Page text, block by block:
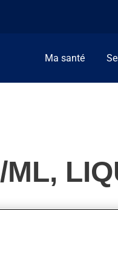
Ma santé
l'utilise pour une